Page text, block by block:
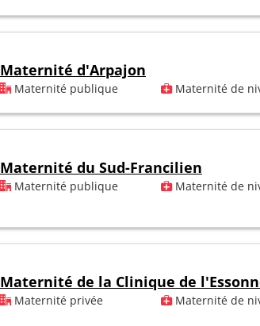
Maternité d'Arpajon
Maternité publique Maternité de
Maternité du Sud-Francilien
Maternité publique Maternité de
Maternité de la Clinique de
Maternité privée Maternité de